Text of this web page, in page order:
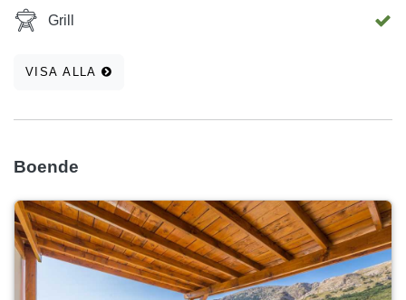
Grill
VISA ALLA
Boende